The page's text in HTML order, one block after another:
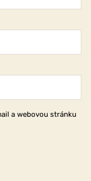
a webovou stránku